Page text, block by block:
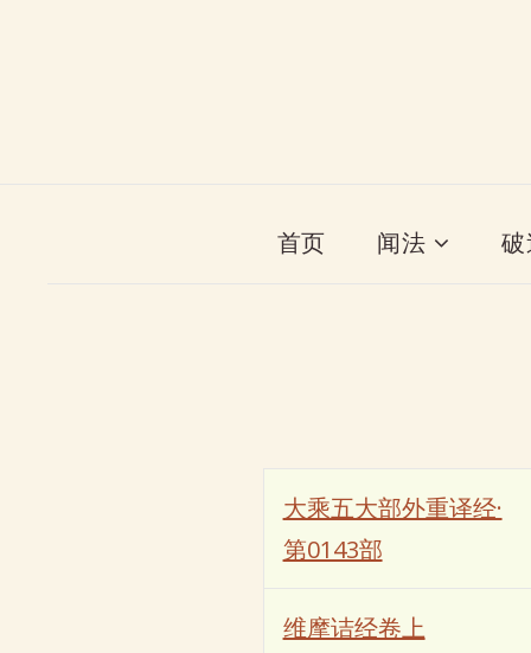
首页 闻法
大乘五大部外重译经·
第0143部
维摩诘经卷上